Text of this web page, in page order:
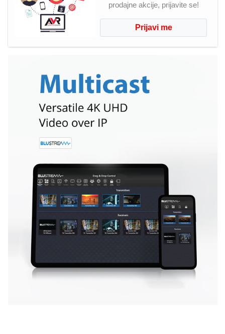
prodajne akcije, prijavite se!
Prijavi me